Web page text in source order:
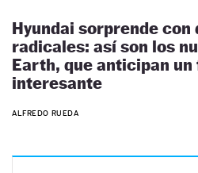
Hyundai sorprende
radicales: así son los
Earth, que anticipan
interesante
ALFREDO RUEDA